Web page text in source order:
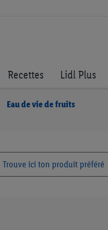
Recettes Lidl Plus
Eau de vie de fruits